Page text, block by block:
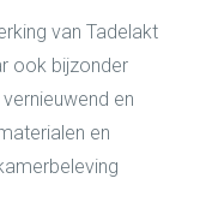
van Tadelakt
ook bijzonder
en
en